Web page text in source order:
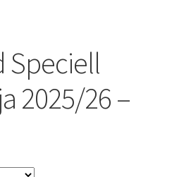
Speciell
2025/26 –